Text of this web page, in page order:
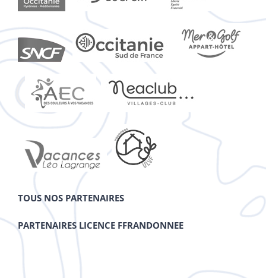
TOUS NOS PARTENAIRES
PARTENAIRES LICENCE FFRANDONNEE